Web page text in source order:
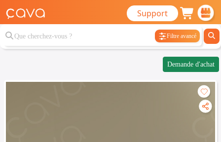
Support
Filtre avancé
Demande d'achat